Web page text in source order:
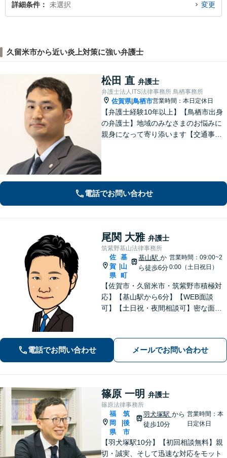
詳細条件 未選択 変更
久留米市から近い炎上対策に強い弁護士
松田 直 弁護士
弁護士法人ITS法律事務所 鳥栖事務所
佐賀県|鳥栖市営業時間：本日定休日
【弁護士経験10年以上】【鳥栖市出身
の弁護士】地域のみなさまのお悩みに
親身になって寄り添います【交通事
電話でお問い合わせ
尾関 大雅 弁護士
筑紫野基山法律事務所
佐
賀
県
基
山
町
基山駅か
ら徒歩6分
営業時間：09:00~2
0:00（土日祝日）
【佐賀市・久留米市・筑紫野市積極対
応】【基山駅から6分】【WEB面談
可】【土日祝・夜間相談可】密な面談
り、最善を尽くします。「相談者様に
寄り添い親身に対応」【個室対応／守
秘義務厳守】
電話でお問い合わせ メールでお問い合わせ
篠原 一明 弁護士
篠原法律事務所
福
岡
県
筑
後
市
羽犬塚駅 から
徒歩10分
営業時間：本
日定休日
【羽犬塚駅10分】【初回相談無料】親
切・誠実、そして迅速な対応をモット